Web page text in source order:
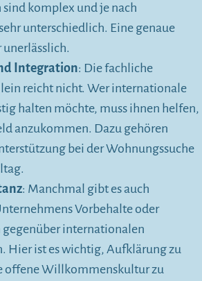
komplex und je nach
unterschiedlich. Eine genaue
unerlässlich.
Integration: Die fachliche
reicht nicht. Wer internationale
halten möchte, muss ihnen helfen,
anzukommen. Dazu gehören
bei der Wohnungssuche
: Manchmal gibt es auch
Vorbehalte oder
internationalen
Hier ist es wichtig, Aufklärung zu
offene Willkommenskultur zu